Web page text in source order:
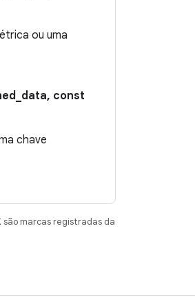
ou uma
const
chave
são marcas registradas da